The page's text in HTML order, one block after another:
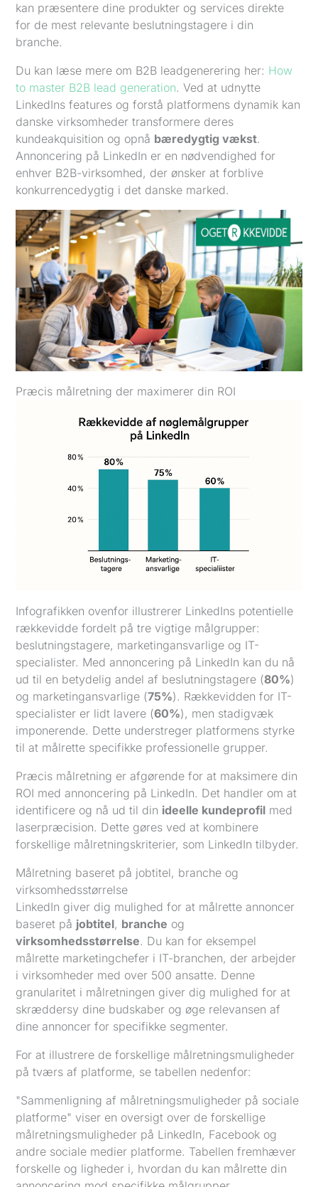
kan præsentere dine produkter og services direkte
for de mest relevante beslutningstagere i din
branche.
Du kan læse mere om B2B leadgenerering her: How
to master B2B lead generation. Ved at udnytte
LinkedIns features og forstå platformens dynamik kan
danske virksomheder transformere deres
kundeakquisition og opnå bæredygtig vækst.
Annoncering på LinkedIn er en nødvendighed for
enhver B2B-virksomhed, der ønsker at forblive
konkurrencedygtig i det danske marked.
Præcis målretning der maximerer din ROI
Infografikken ovenfor illustrerer LinkedIns potentielle
rækkevidde fordelt på tre vigtige målgrupper:
beslutningstagere, marketingansvarlige og IT-
specialister. Med annoncering på LinkedIn kan du nå
ud til en betydelig andel af beslutningstagere (80%)
og marketingansvarlige (75%). Rækkevidden for IT-
specialister er lidt lavere (60%), men stadigvæk
imponerende. Dette understreger platformens styrke
til at målrette specifikke professionelle grupper.
Præcis målretning er afgørende for at maksimere din
ROI med annoncering på LinkedIn. Det handler om at
identificere og nå ud til din ideelle kundeprofil med
laserpræcision. Dette gøres ved at kombinere
forskellige målretningskriterier, som LinkedIn tilbyder.
Målretning baseret på jobtitel, branche og
virksomhedsstørrelse
LinkedIn giver dig mulighed for at målrette annoncer
baseret på jobtitel, branche og
virksomhedsstørrelse. Du kan for eksempel
målrette marketingchefer i IT-branchen, der arbejder
i virksomheder med over 500 ansatte. Denne
granularitet i målretningen giver dig mulighed for at
skræddersy dine budskaber og øge relevansen af
dine annoncer for specifikke segmenter.
For at illustrere de forskellige målretningsmuligheder
på tværs af platforme, se tabellen nedenfor:
"Sammenligning af målretningsmuligheder på sociale
platforme" viser en oversigt over de forskellige
målretningsmuligheder på LinkedIn, Facebook og
andre sociale medier platforme. Tabellen fremhæver
forskelle og ligheder i, hvordan du kan målrette din